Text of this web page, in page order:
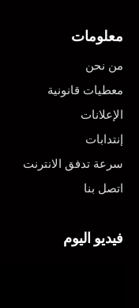
معلومات
من نحن
معطيات قانونية
الإعلانات
إنتدابات
سرعة تدفق الانترنت
اتصل بنا
فيديو اليوم